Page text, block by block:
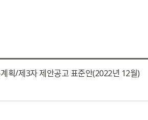
획/제3자 제안공고 표준안(2022년 12월)